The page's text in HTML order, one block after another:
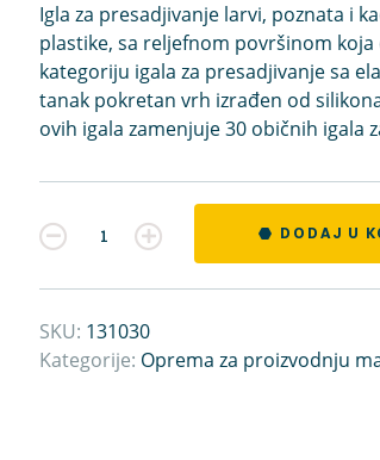
Igla za presadjivanje larvi, poznata i
plastike, sa reljefnom površinom
kategoriju igala za presadjivanje sa
tanak pokretan vrh izrađen od
ovih igala zamenjuje 30 običnih igala
Kvantitet DODAJ U
SKU: 131030
Kategorije: Oprema za proizvodnju